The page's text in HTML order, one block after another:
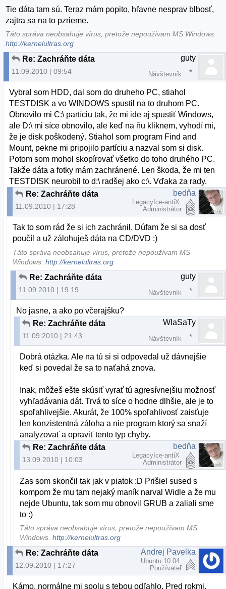
Tie dáta tam sú. Teraz mám popito, hľavne nesprav blbosť,
zajtra sa na to pzrieme.
Táto správa neobsahuje vírus, pretože nepoužívam MS Windows.
http://kernelultras.org
Re: Zachráňte dáta
11.09.2010 | 09:54
guty
Návštevník
Vybral som HDD, dal som do druheho PC, stiahol
TESTDISK a vo WINDOWS spustil na to druhom PC.
Obnovilo mi C:\ partíciu tak, že mi ide aj spustiť Windows,
ale D:\ mi síce obnovilo, ale keď na ňu kliknem, vyhodí mi,
že je disk poškodený. Stiahol som program Find and
Mount, pekne mi pripojilo partíciu a nazval som si disk.
Potom som mohol skopírovať všetko do toho druhého PC.
Takže dáta a fotky mám zachránené. Len škoda, že mi ten
TESTDISK neurobil to d:\ radšej ako c:\. Vďaka za rady.
Re: Zachráňte dáta
11.09.2010 | 17:28
bedňa
LegacyIce-antiX
Administrátor
Tak to som rád že si ich zachránil. Dúfam že si sa dosť
poučíl a už zálohuješ dáta na CD/DVD :)
Táto správa neobsahuje vírus, pretože nepoužívam MS
Windows.http://kernelultras.org
Re: Zachráňte dáta
11.09.2010 | 19:19
guty
Návštevník
No jasne, a ako po včerajšku?
Re: Zachráňte dáta
11.09.2010 | 21:43
WlaSaTy
Návštevník
Dobrá otázka. Ale na tú si si odpovedal už dávnejšie
keď si povedal že sa to naťahá znova.
Inak, môžeš ešte skúsiť vyrať tú agresívnejšiu možnosť
vyhľadávania dát. Trvá to síce o hodne dlhšie, ale je to
spoľahlivejšie. Akurát, že 100% spoľahlivosť zaisťuje
len konzistentná záloha a nie program ktorý sa snaží
analyzovať a opraviť tento typ chyby.
Re: Zachráňte dáta
13.09.2010 | 10:03
bedňa
LegacyIce-antiX
Administrátor
Zas som skončil tak jak v piatok :D Prišiel sused s
kompom že mu tam nejaký maník narval Widle a že mu
nejde Ubuntu, tak som mu obnovil GRUB a zaliali sme
to :)
Táto správa neobsahuje vírus, pretože nepoužívam MS
Windows.http://kernelultras.org
Re: Zachráňte dáta
12.09.2010 | 17:27
Andrej Pavelka
Ubuntu 10.04
Používateľ
Kámo, normálne mi spolu s tebou odľahlo. Pred rokmi,